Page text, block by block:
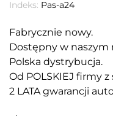
Indeks: Pas-a24
Fabrycznie nowy.
Dostępny w naszym
Polska dystrybucja.
Od POLSKIEJ firmy
2 LATA gwarancji